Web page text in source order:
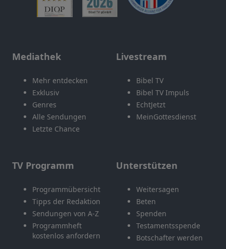
Mediathek
Mehr entdecken
Exklusiv
Genres
Alle Sendungen
Letzte Chance
Livestream
Bibel TV
Bibel TV Impuls
EchtJetzt
MeinGottesdienst
TV Programm
Programmübersicht
Tipps der Redaktion
Sendungen von A-Z
Programmheft
kostenlos anfordern
Unterstützen
Weitersagen
Beten
Spenden
Testamentsspende
Botschafter werden